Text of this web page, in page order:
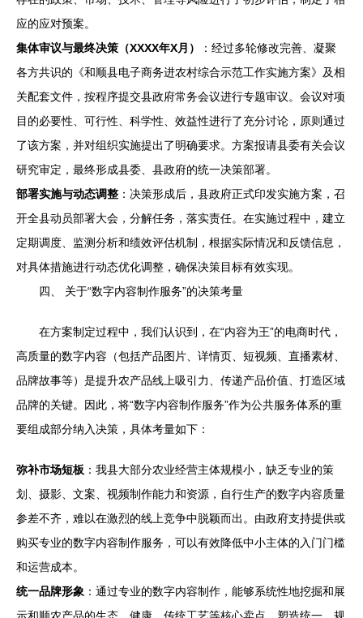
应的应对预案。
集体审议与最终决策（XXXX年X月）
：经过多轮修改完善、凝聚
各方共识的《和顺县电子商务进农村综合示范工作实施方案》及相
关配套文件，按程序提交县政府常务会议进行专题审议。会议对项
目的必要性、可行性、科学性、效益性进行了充分讨论，原则通过
了该方案，并对组织实施提出了明确要求。方案报请县委有关会议
研究审定，最终形成县委、县政府的统一决策部署。
部署实施与动态调整 ：决策形成后，县政府正式印发实施方案，召
开全县动员部署大会，分解任务，落实责任。在实施过程中，建立
定期调度、监测分析和绩效评估机制，根据实际情况和反馈信息，
对具体措施进行动态优化调整，确保决策目标有效实现。
四、 关于“数字内容制作服务”的决策考量
在方案制定过程中，我们认识到，在“内容为王”的电商时代，
高质量的数字内容（包括产品图片、详情页、短视频、直播素材、
品牌故事等）是提升农产品线上吸引力、传递产品价值、打造区域
品牌的关键。因此，将“数字内容制作服务”作为公共服务体系的重
要组成部分纳入决策，具体考量如下：
弥补市场短板 ：我县大部分农业经营主体规模小，缺乏专业的策
划、摄影、文案、视频制作能力和资源，自行生产的数字内容质量
参差不齐，难以在激烈的线上竞争中脱颖而出。由政府支持提供或
购买专业的数字内容制作服务，可以有效降低中小主体的入门门槛
和运营成本。
统一品牌形象 ：通过专业的数字内容制作，能够系统性地挖掘和展